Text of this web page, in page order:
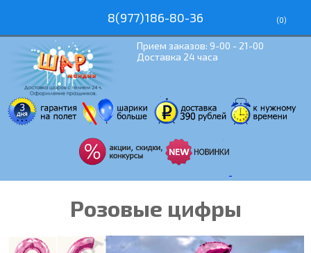
8(977)186-80-36 (0)
Прием заказов: 9-00 - 21-00
Доставка 24 часа
Розовые цифры